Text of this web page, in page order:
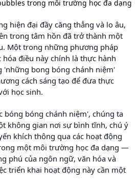
trong môi trường học đa dạng
hiện đại đầy căng thẳng và lo âu,
trong tâm hồn đã trở thành một
Một trong những phương pháp
điều này chính là thực hành
'những bong bóng chánh niệm'
cách sáng tạo để đưa thực
học sinh.
bóng bóng chánh niệm', chúng ta
không gian nơi sự bình tĩnh, chú ý
khích thông qua các hoạt động
một môi trường học đa dạng —
phú của ngôn ngữ, văn hóa và
triển khai hoạt động này cần một